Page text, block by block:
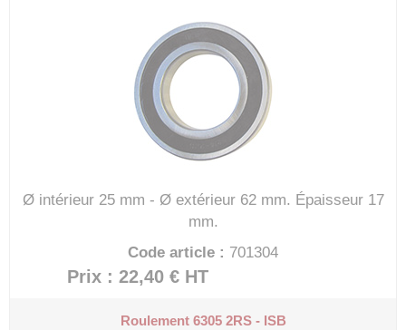
Ø intérieur 25 mm - Ø extérieur 62 mm. Épaisseur 17
mm.
Code article : 701304
Prix : 22,40 € HT
Roulement 6305 2RS - ISB